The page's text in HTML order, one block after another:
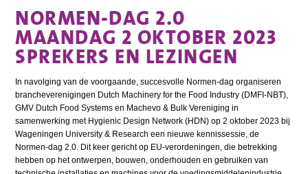
NORMEN-DAG 2.0
MAANDAG 2 OKTOBER 2023
SPREKERS EN LEZINGEN
In navolging van de voorgaande, succesvolle Normen-dag organiseren
brancheverenigingen Dutch Machinery for the Food Industry (DMFI-NBT),
GMV Dutch Food Systems en Machevo & Bulk Vereniging in
samenwerking met Hygienic Design Network (HDN) op 2 oktober 2023 bij
Wageningen University & Research een nieuwe kennissessie, de
Normen-dag 2.0. Dit keer gericht op EU-verordeningen, die betrekking
hebben op het ontwerpen, bouwen, onderhouden en gebruiken van